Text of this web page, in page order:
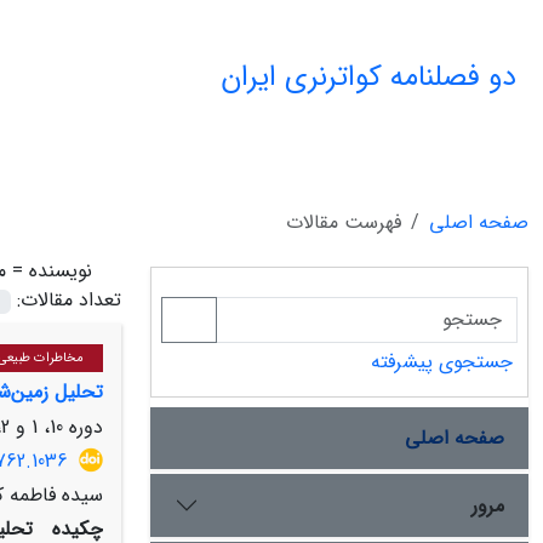
دو فصلنامه کواترنری ایران
صفحه اصلی
فهرست مقالات
نویسنده =
تعداد مقالات:
مخاطرات
تحلیل
دوره 10، 1 و 2، شهریور 1403، صفحه
سیده فاطمه
چکیده
جستجوی پیشرفته
صفحه اصلی
مرور